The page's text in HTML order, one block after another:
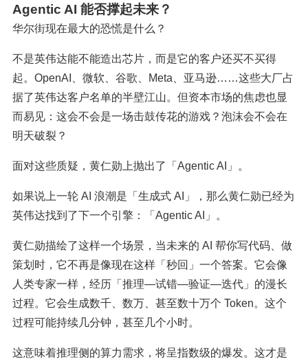
Agentic AI 能否撑起未来？
华尔街现在最大的恐慌是什么？
不是英伟达能不能造出芯片，而是它的客户还买不买得
起。OpenAI、微软、谷歌、Meta、亚马逊……这些大厂占
据了英伟达客户名单的半壁江山。但资本市场的焦虑也显
而易见：这会不会是一场击鼓传花的游戏？泡沫会不会在
明天破裂？
面对这些质疑，黄仁勋上抛出了「Agentic AI」。
如果说上一轮 AI 浪潮是「生成式 AI」，那么黄仁勋已经为
英伟达找到了下一个引擎：「Agentic AI」。
黄仁勋描绘了这样一个场景，当未来的 AI 帮你写代码、做
策划时，它不再是像现在这样「秒回」一个答案。它会像
人类专家一样，经历「推理—试错—验证—迭代」的漫长
过程。它会生成数千、数万、甚至数十万个 Token。这个
过程可能持续几分钟，甚至几个小时。
这意味着推理侧的算力需求，将呈指数级的爆发。这才是